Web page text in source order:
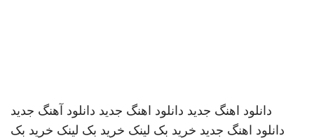
دانلود اهنگ جدید دانلود اهنگ جدید دانلود آهنگ جدید
دانلود اهنگ جدید خرید بک لینک خرید بک لینک خرید بک